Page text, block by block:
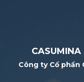
Công ty Cổ phần